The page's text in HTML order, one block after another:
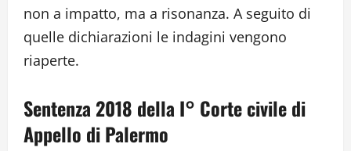
non a impatto, ma a risonanza. A seguito di
quelle dichiarazioni le indagini vengono
riaperte.
Sentenza 2018 della I° Corte civile di
Appello di Palermo